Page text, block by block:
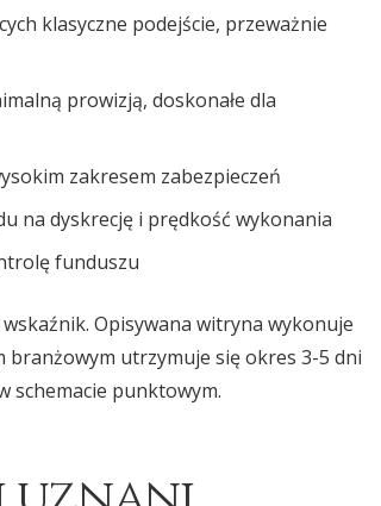
klasyczne podejście, przeważnie
prowizją, doskonałe dla
zakresem zabezpieczeń
na dyskrecję i prędkość wykonania
funduszu
Opisywana witryna wykonuje
branżowym utrzymuje się okres 3-5 dni
schemacie punktowym.